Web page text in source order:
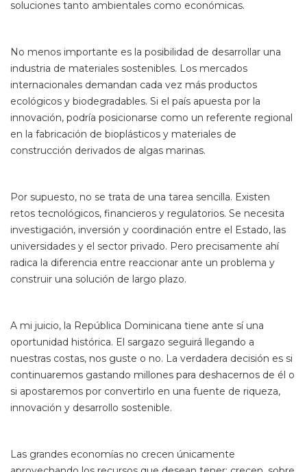
soluciones tanto ambientales como económicas.
No menos importante es la posibilidad de desarrollar una
industria de materiales sostenibles. Los mercados
internacionales demandan cada vez más productos
ecológicos y biodegradables. Si el país apuesta por la
innovación, podría posicionarse como un referente regional
en la fabricación de bioplásticos y materiales de
construcción derivados de algas marinas.
Por supuesto, no se trata de una tarea sencilla. Existen
retos tecnológicos, financieros y regulatorios. Se necesita
investigación, inversión y coordinación entre el Estado, las
universidades y el sector privado. Pero precisamente ahí
radica la diferencia entre reaccionar ante un problema y
construir una solución de largo plazo.
A mi juicio, la República Dominicana tiene ante sí una
oportunidad histórica. El sargazo seguirá llegando a
nuestras costas, nos guste o no. La verdadera decisión es si
continuaremos gastando millones para deshacernos de él o
si apostaremos por convertirlo en una fuente de riqueza,
innovación y desarrollo sostenible.
Las grandes economías no crecen únicamente